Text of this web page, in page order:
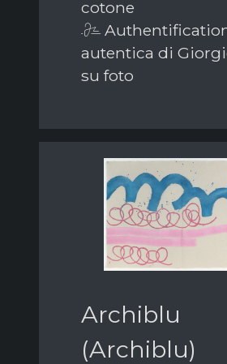
cotone
autentica di
su foto
Archiblu
(Archiblu)